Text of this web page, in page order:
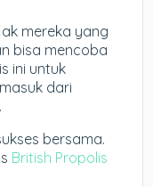
mereka yang
bisa mencoba
ini untuk
dari
bersama.
British Propolis